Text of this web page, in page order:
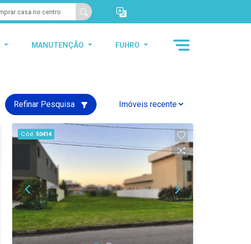
MANUTENÇÃO FUHRO
Refinar Pesquisa
Cód. 50414